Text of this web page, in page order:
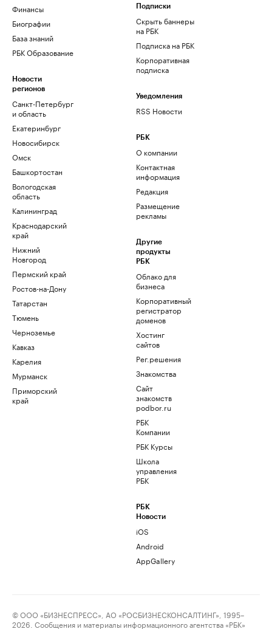
Финансы
Биографии
База знаний
РБК Образование
Новости
регионов
Санкт-Петербург
и область
Екатеринбург
Новосибирск
Омск
Башкортостан
Вологодская
область
Калининград
Краснодарский
край
Нижний
Новгород
Пермский край
Ростов-на-Дону
Татарстан
Тюмень
Черноземье
Кавказ
Карелия
Мурманск
Приморский
край
Подписки
Скрыть баннеры
на РБК
Подписка на РБК
Корпоративная
подписка
Уведомления
RSS Новости
РБК
О компании
Контактная
информация
Редакция
Размещение
рекламы
Другие
продукты
РБК
Облако для
бизнеса
Корпоративный
регистратор
доменов
Хостинг
сайтов
Рег.решения
Знакомства
Сайт
знакомств
podbor.ru
РБК
Компании
РБК Курсы
Школа
управления
РБК
РБК
Новости
iOS
Android
AppGallery
© ООО «БИЗНЕСПРЕСС», АО «РОСБИЗНЕСКОНСАЛТИНГ», 1995–
2026. Сообщения и материалы информационного агентства «РБК»